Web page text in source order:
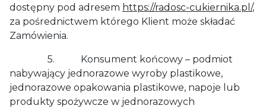
dostępny pod adresem https://radosc-cukiernika.pl/,
za pośrednictwem którego Klient może składać
Zamówienia.
5. Konsument końcowy – podmiot
nabywający jednorazowe wyroby plastikowe,
jednorazowe opakowania plastikowe, napoje lub
produkty spożywcze w jednorazowych